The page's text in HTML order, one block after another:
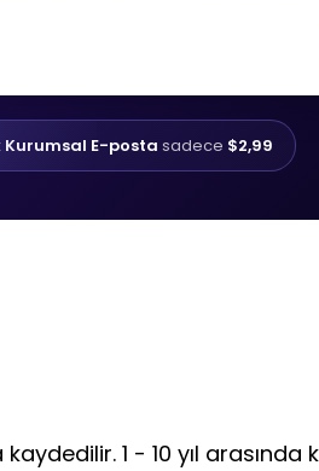
Kurumsal E-posta sadece $2,99
1 - 10 yıl